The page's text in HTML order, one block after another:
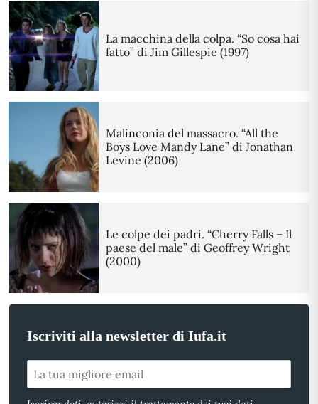
La macchina della colpa. “So cosa hai
fatto” di Jim Gillespie (1997)
Malinconia del massacro. “All the
Boys Love Mandy Lane” di Jonathan
Levine (2006)
Le colpe dei padri. “Cherry Falls – Il
paese del male” di Geoffrey Wright
(2000)
Iscriviti alla newsletter di Iufa.it